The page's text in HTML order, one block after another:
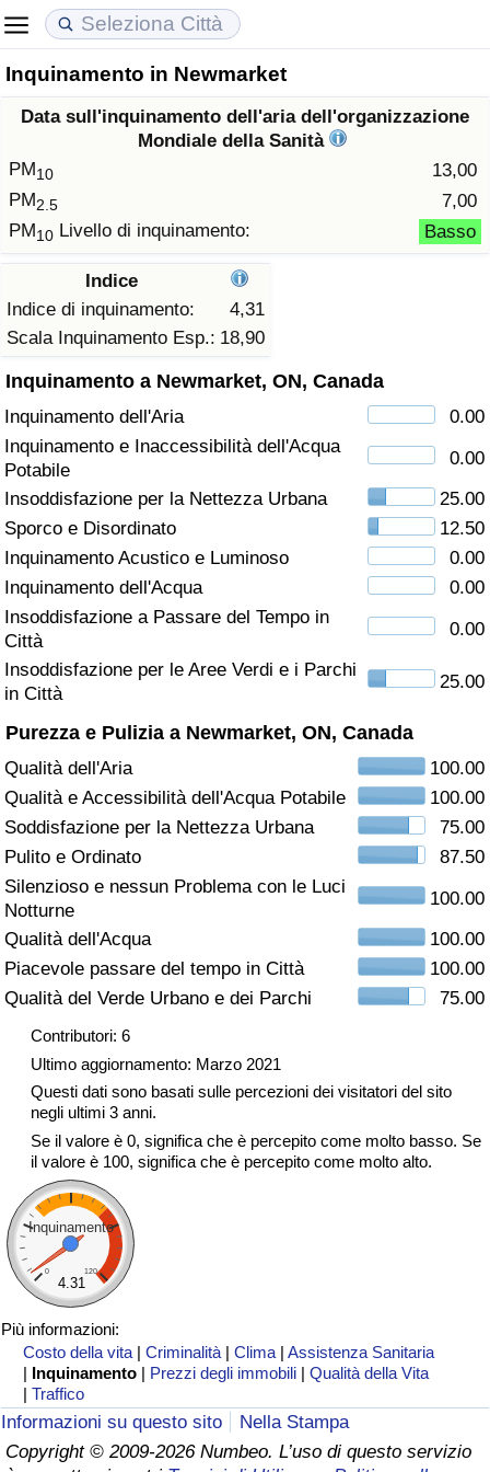
Inquinamento in Newmarket
Data sull'inquinamento dell'aria dell'organizzazione
Mondiale della Sanità
PM10
13,00
PM2.5
7,00
PM10 Livello di inquinamento: Basso
Indice
Indice di inquinamento:
4,31
Scala Inquinamento Esp.: 18,90
Inquinamento a Newmarket, ON, Canada
Inquinamento dell'Aria
0.00
Inquinamento e Inaccessibilità dell'Acqua
Potabile
0.00
Insoddisfazione per la Nettezza Urbana
25.00
Sporco e Disordinato
12.50
Inquinamento Acustico e Luminoso
0.00
Inquinamento dell'Acqua
0.00
Insoddisfazione a Passare del Tempo in
Città
0.00
Insoddisfazione per le Aree Verdi e i Parchi
in Città
25.00
Purezza e Pulizia a Newmarket, ON, Canada
Qualità dell'Aria
100.00
Qualità e Accessibilità dell'Acqua Potabile
100.00
Soddisfazione per la Nettezza Urbana
75.00
Pulito e Ordinato
87.50
Silenzioso e nessun Problema con le Luci
Notturne
100.00
Qualità dell'Acqua
100.00
Piacevole passare del tempo in Città
100.00
Qualità del Verde Urbano e dei Parchi
75.00
Contributori: 6
Ultimo aggiornamento: Marzo 2021
Questi dati sono basati sulle percezioni dei visitatori del sito
negli ultimi 3 anni.
Se il valore è 0, significa che è percepito come molto basso. Se
il valore è 100, significa che è percepito come molto alto.
Inquinamento
0 120
4.31
Più informazioni:
Costo della vita |Criminalità |Clima |Assistenza Sanitaria
| Inquinamento | Prezzi degli immobili |Qualità della Vita
|Traffico
Informazioni su questo sito
Nella Stampa
Copyright © 2009-2026 Numbeo. L’uso di questo servizio
Costo della vita
Indice Del Costo Della Vita (corrente)
Indice Del Costo Della Vita
ad Aqaba
Prezzi degli immobili
Indice del Prezzo delle Case (Corrente)
Indice del Prezzo delle Case
Qualità della Vita
Indice della Qualità della Vita
Indice della Qualità della Vita (Corrente)
Criminalità
Indice del Tasso di Criminalità (Corrente)
Indice della Criminalità
Indice di criminalità per paese
Assistenza Sanitaria
Indice dell’Assistenza Sanitaria (Corrente)
Indice dell’Assistenza Sanitaria
Indice dell’Assistenza Sanitaria per
Nazione
Inquinamento
Indice dell’Inquinamento (Corrente)
Indice di inquinamento
Indice dell’Inquinamento per Nazione
Traffico
Indice del Traffico
Indice del traffico (Corrente)
Indice del traffico per Nazione